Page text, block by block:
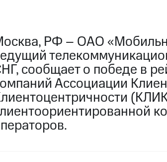
РФ – ОАО
сообщает о победе в
Ассоциации